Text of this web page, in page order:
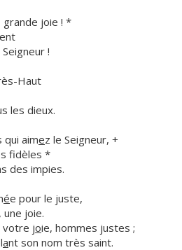
grande joie ! *
!
Haut
les dieux.
qui aimez le Seigneur, +
fidèles *
des impies.
ée pour le juste,
une joie.
votre joie, hommes justes ;
ant son nom très saint.